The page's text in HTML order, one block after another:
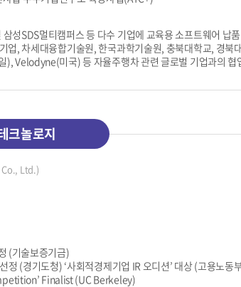
성SDS멀티캠퍼스 등 다수 기업에 교육용 소프트웨어 납품
업, 차세대융합기술원, 한국과학기술원, 충북대학교, 경북
Velodyne(미국) 등 자율주행차 관련 글로벌 기업과의 협
크놀로지
Co., Ltd.)
(기술보증기금)
정 (경기도청) ‘사회적경제기업 IR 오디션’ 대상 (고용노동
Finalist (UC Berkeley)